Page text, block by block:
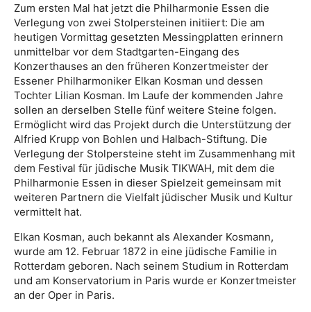
Zum ersten Mal hat jetzt die Philharmonie Essen die
Verlegung von zwei Stolpersteinen initiiert: Die am
heutigen Vormittag gesetzten Messingplatten erinnern
unmittelbar vor dem Stadtgarten-Eingang des
Konzerthauses an den früheren Konzertmeister der
Essener Philharmoniker Elkan Kosman und dessen
Tochter Lilian Kosman. Im Laufe der kommenden Jahre
sollen an derselben Stelle fünf weitere Steine folgen.
Ermöglicht wird das Projekt durch die Unterstützung der
Alfried Krupp von Bohlen und Halbach-Stiftung. Die
Verlegung der Stolpersteine steht im Zusammenhang mit
dem Festival für jüdische Musik TIKWAH, mit dem die
Philharmonie Essen in dieser Spielzeit gemeinsam mit
weiteren Partnern die Vielfalt jüdischer Musik und Kultur
vermittelt hat.
Elkan Kosman, auch bekannt als Alexander Kosmann,
wurde am 12. Februar 1872 in eine jüdische Familie in
Rotterdam geboren. Nach seinem Studium in Rotterdam
und am Konservatorium in Paris wurde er Konzertmeister
an der Oper in Paris.